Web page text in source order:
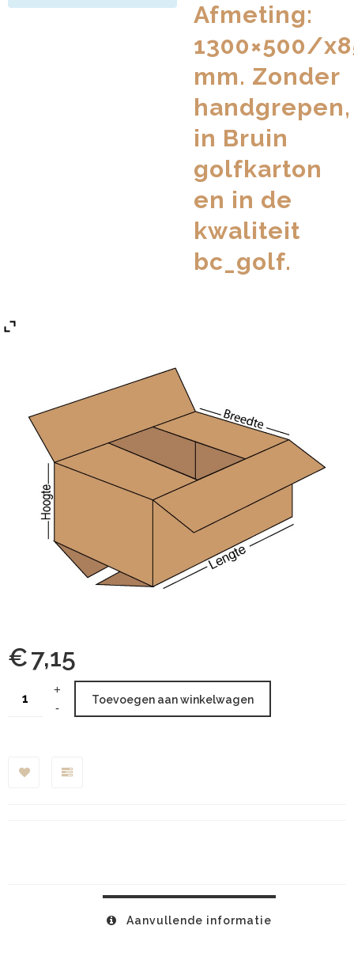
Afmeting:
1300×500/
mm. Zonder
handgrepen,
in Bruin
golfkarton
en in de
kwaliteit
bc_golf.
€7,15
Toevoegen aan winkelwagen
Aanvullende informatie